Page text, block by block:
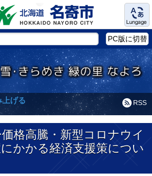
Language
PC版に切替
RSS
上げる
格高騰・新型コロナウイ
かかる経済支援策につい